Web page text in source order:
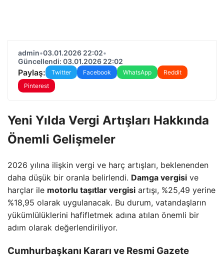
admin•03.01.2026 22:02•
Güncellendi: 03.01.2026 22:02
Paylaş: Twitter Facebook WhatsApp
Reddit
Pinterest
Yeni Yılda Vergi Artışları Hakkında
Önemli Gelişmeler
2026 yılına ilişkin vergi ve harç artışları, beklenenden
daha düşük bir oranla belirlendi. Damga vergisi ve
harçlar ile motorlu taşıtlar vergisi artışı, %25,49 yerine
%18,95 olarak uygulanacak. Bu durum, vatandaşların
yükümlülüklerini hafifletmek adına atılan önemli bir
adım olarak değerlendiriliyor.
Cumhurbaşkanı Kararı ve Resmi Gazete